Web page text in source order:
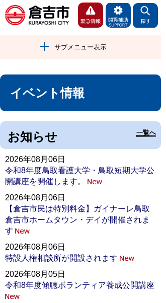
サブメニュー表示
イベント情報
お知らせ 一覧へ
2026年08月06日
令和8年度鳥取看護大学・鳥取短期大学公
開講座を開催します。
2026年08月06日
【倉吉市民は特別料金】ガイナーレ鳥取
倉吉市ホームタウン・デイが開催されま
す
2026年08月06日
特設人権相談所が開設されます
2026年08月05日
令和8年度傾聴ボランティア養成公開講座